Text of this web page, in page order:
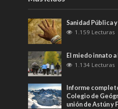
Sanidad Pública
1.159 Lecturas
El miedo innato
1.134 Lecturas
Informe
Colegio de
unión de Astún y